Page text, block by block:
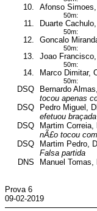
10. Afonso
50m:
11. Duarte
50m:
12. Goncalo
50m:
13. Joao
50m:
14. Marco Dimitar,
50m:
DSQ Bernardo
tocou apenas
DSQ
Pedro Miguel,
efetuou
DSQ
Martim Correia,
nÃ£o tocou
DSQ
Martim Pedro,
Falsa partida
DNS
Manuel Tomas,
Prova 6
09-02-2019